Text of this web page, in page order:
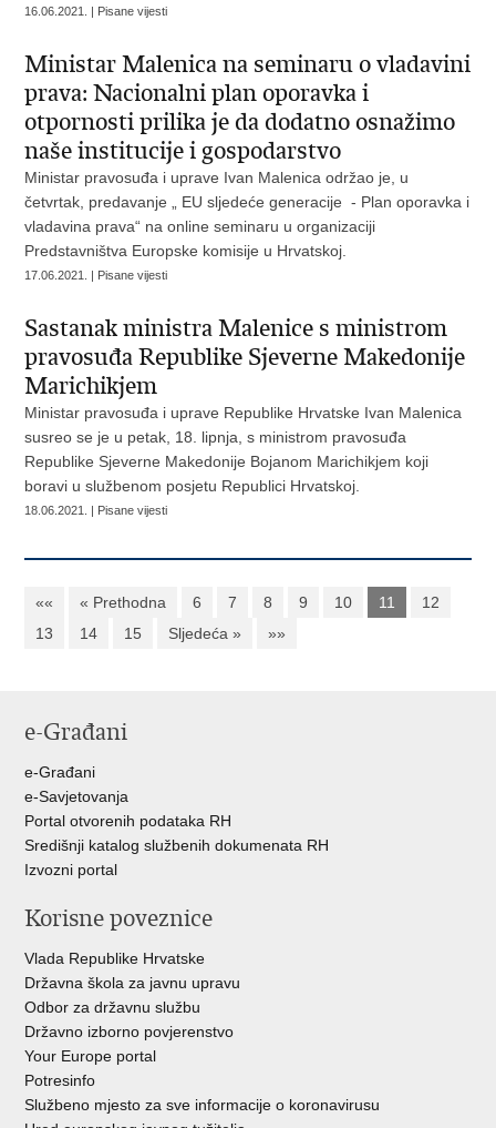
16.06.2021. | Pisane vijesti
Ministar Malenica na seminaru o vladavini
prava: Nacionalni plan oporavka i
otpornosti prilika je da dodatno osnažimo
naše institucije i gospodarstvo
Ministar pravosuđa i uprave Ivan Malenica održao je, u
četvrtak, predavanje „ EU sljedeće generacije - Plan oporavka i
vladavina prava“ na online seminaru u organizaciji
Predstavništva Europske komisije u Hrvatskoj.
17.06.2021. | Pisane vijesti
Sastanak ministra Malenice s ministrom
pravosuđa Republike Sjeverne Makedonije
Marichikjem
Ministar pravosuđa i uprave Republike Hrvatske Ivan Malenica
susreo se je u petak, 18. lipnja, s ministrom pravosuđa
Republike Sjeverne Makedonije Bojanom Marichikjem koji
boravi u službenom posjetu Republici Hrvatskoj.
18.06.2021. | Pisane vijesti
«« « Prethodna 6 7 8 9 10 11
12
13
14 15 Sljedeća » »»
e-Građani
e-Građani
e-Savjetovanja
Portal otvorenih podataka RH
Središnji katalog službenih dokumenata RH
Izvozni portal
Korisne poveznice
Vlada Republike Hrvatske
Državna škola za javnu upravu
Odbor za državnu službu
Državno izborno povjerenstvo
Your Europe portal
Potresinfo
Službeno mjesto za sve informacije o koronavirusu